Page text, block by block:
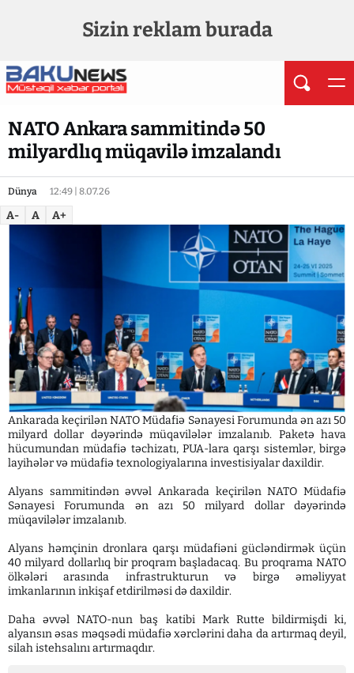
Sizin reklam burada
NATO Ankara sammitində 50
milyardlıq müqavilə imzalandı
Dünya 12:49 | 8.07.26
A- A A+
Ankarada keçirilən NATO Müdafiə Sənayesi Forumunda ən azı 50
milyard dollar dəyərində müqavilələr imzalanıb. Paketə hava
hücumundan müdafiə təchizatı, PUA-lara qarşı sistemlər, birgə
layihələr və müdafiə texnologiyalarına investisiyalar daxildir.
Alyans sammitindən əvvəl Ankarada keçirilən NATO Müdafiə
Sənayesi Forumunda ən azı 50 milyard dollar dəyərində
müqavilələr imzalanıb.
Alyans həmçinin dronlara qarşı müdafiəni gücləndirmək üçün
40 milyard dollarlıq bir proqram başladacaq. Bu proqrama NATO
ölkələri arasında infrastrukturun və birgə əməliyyat
imkanlarının inkişaf etdirilməsi də daxildir.
Daha əvvəl NATO-nun baş katibi Mark Rutte bildirmişdi ki,
alyansın əsas məqsədi müdafiə xərclərini daha da artırmaq deyil,
silah istehsalını artırmaqdır.